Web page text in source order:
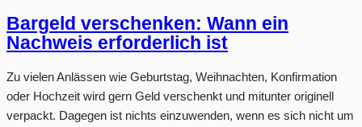
Bargeld verschenken: Wann ein
Nachweis erforderlich ist
Zu vielen Anlässen wie Geburtstag, Weihnachten, Konfirmation
oder Hochzeit wird gern Geld verschenkt und mitunter originell
verpackt. Dagegen ist nichts einzuwenden, wenn es sich nicht um